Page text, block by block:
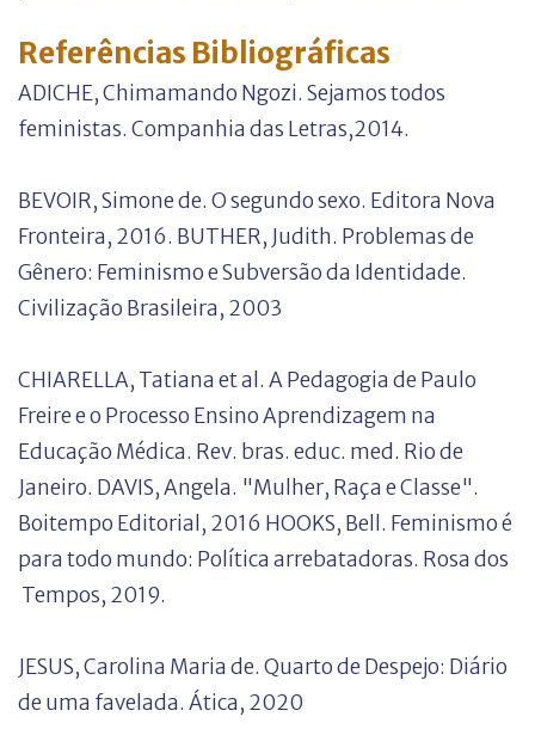
Referências Bibliográficas
ADICHE, Chimamando Ngozi. Sejamos todos
feministas. Companhia das Letras,2014.
BEVOIR, Simone de. O segundo sexo. Editora Nova
Fronteira, 2016. BUTHER, Judith. Problemas de
Gênero: Feminismo e Subversão da Identidade.
Civilização Brasileira, 2003
CHIARELLA, Tatiana et al. A Pedagogia de Paulo
Freire e o Processo Ensino Aprendizagem na
Educação Médica. Rev. bras. educ. med. Rio de
Janeiro. DAVIS, Angela. "Mulher, Raça e Classe".
Boitempo Editorial, 2016 HOOKS, Bell. Feminismo é
para todo mundo: Política arrebatadoras. Rosa dos
Tempos, 2019.
JESUS, Carolina Maria de. Quarto de Despejo: Diário
de uma favelada. Ática, 2020